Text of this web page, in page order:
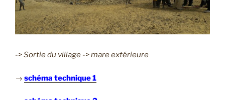
-> Sortie du village -> mare extérieure
→ schéma technique 1